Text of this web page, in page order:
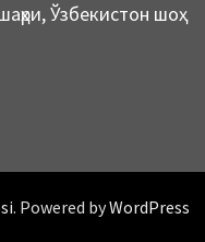
Ўзбекистон шоҳ
. Powered byWordPress